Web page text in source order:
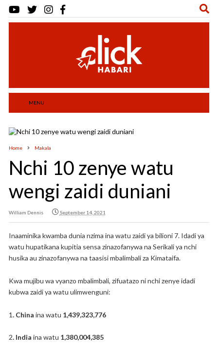
MENU
Home Makala
Nchi 10 zenye watu
wengi zaidi duniani
William Dennis September 14, 2021
Inaaminika kwamba dunia nzima ina watu zaidi ya bilioni 7. Idadi ya
watu hupatikana kupitia sensa zinazofanywa na Serikali ya nchi
husika au zinazofanywa na taasisi mbalimbali za Kimataifa.
Kwa mujibu wa vyanzo mbalimbali, zifuatazo ni nchi zenye idadi
kubwa zaidi ya watu ulimwenguni:
1. China ina watu 1,439,323,776
2. India ina watu 1,380,004,385